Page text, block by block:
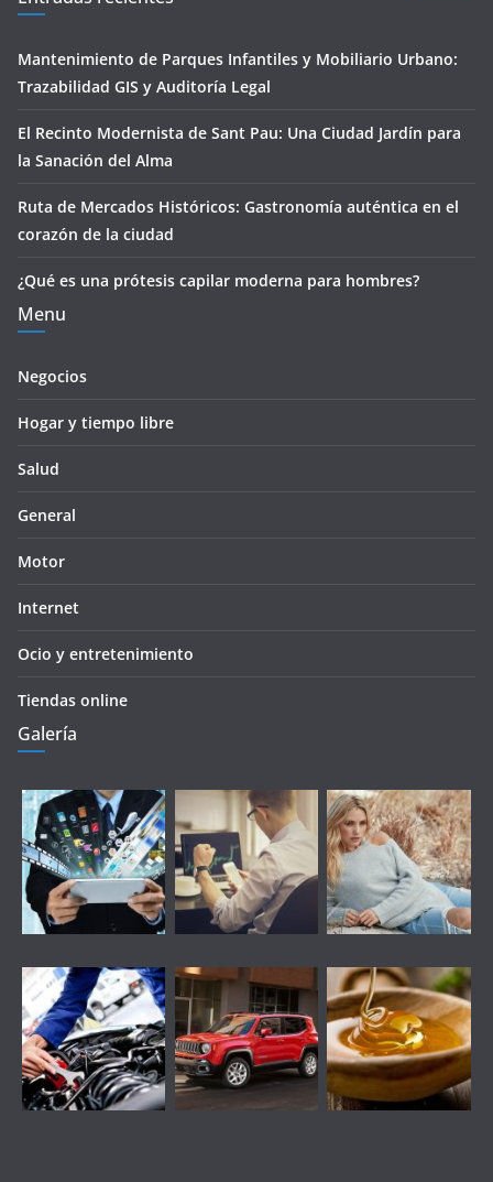
Mantenimiento de Parques Infantiles y Mobiliario Urbano:
Trazabilidad GIS y Auditoría Legal
El Recinto Modernista de Sant Pau: Una Ciudad Jardín para
la Sanación del Alma
Ruta de Mercados Históricos: Gastronomía auténtica en el
corazón de la ciudad
¿Qué es una prótesis capilar moderna para hombres?
Menu
Negocios
Hogar y tiempo libre
Salud
General
Motor
Internet
Ocio y entretenimiento
Tiendas online
Galería